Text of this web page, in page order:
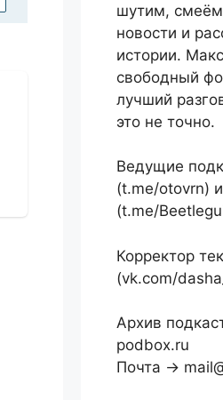
шутим,
новости и
истории.
свободный
лучший
это не точно.
Ведущие
(t.me/otovrn)
(t.me/
Корректор
(vk.com/
Архив
podbox.ru
Почта →